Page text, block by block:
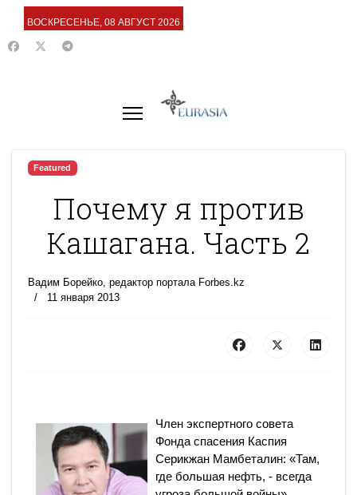
ВОСКРЕСЕНЬЕ, 08 АВГУСТ 2026
Featured
Почему я против
Кашагана. Часть 2
Вадим Борейко, редактор портала Forbes.kz
11 января 2013
Член экспертного совета
Фонда спасения Каспия
Серикжан Мамбеталин: «Там,
где большая нефть, - всегда